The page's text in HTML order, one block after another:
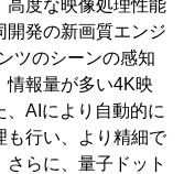
高度な映像処理性能
開発の新画質エンジ
ツのシーンの感知
情報量が多い4K映
AIにより自動的に
も行い、より精細で
らに、量子ドット